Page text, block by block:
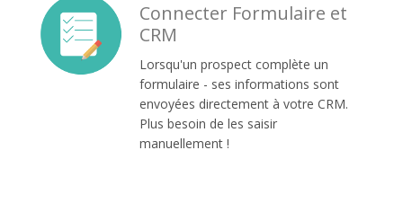
Connecter Formulaire et
CRM
Lorsqu'un prospect complète un
formulaire - ses informations sont
envoyées directement à votre CRM.
Plus besoin de les saisir
manuellement !